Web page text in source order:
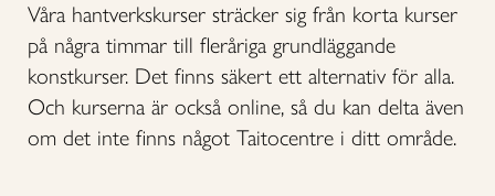
Våra hantverkskurser sträcker sig från korta kurser
på några timmar till fleråriga grundläggande
konstkurser. Det finns säkert ett alternativ för alla.
Och kurserna är också online, så du kan delta även
om det inte finns något Taitocentre i ditt område.